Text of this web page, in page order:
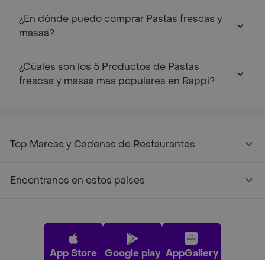
¿En dónde puedo comprar Pastas frescas y
masas?
¿Cúales son los 5 Productos de Pastas
frescas y masas mas populares en Rappi?
Top Marcas y Cadenas de Restaurantes
Encontranos en estos países
App Store Google play AppGallery